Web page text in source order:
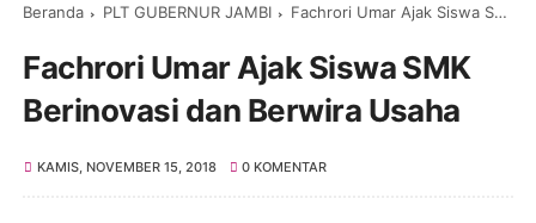
Beranda PLT GUBERNUR JAMBI Fachrori Umar Ajak Siswa SMK Berinovasi dan Berwira Usaha
Fachrori Umar Ajak Siswa SMK
Berinovasi dan Berwira Usaha
KAMIS, NOVEMBER 15, 2018 0 KOMENTAR